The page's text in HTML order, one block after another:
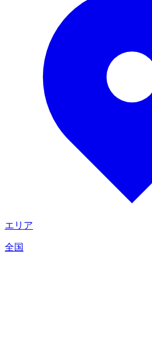
エリア
全国